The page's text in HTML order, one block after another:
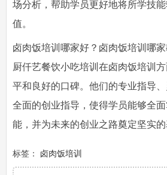
场分析，帮助学员更好地将所学技
值。
卤肉饭培训哪家好 ？卤肉饭培训哪
厨仟艺餐饮小吃培训在卤肉饭培训
平和良好的口碑。他们的专业指导
全面的创业指导，使得学员能够全
能，并为未来的创业之路奠定坚实的
标签： 卤肉饭培训